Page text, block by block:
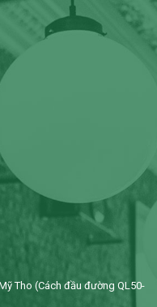
Tho (Cách đầu đường QL50-